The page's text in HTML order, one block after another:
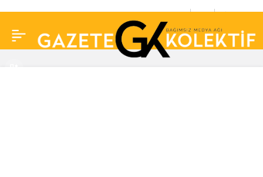
sürüyor, Emrah karaca